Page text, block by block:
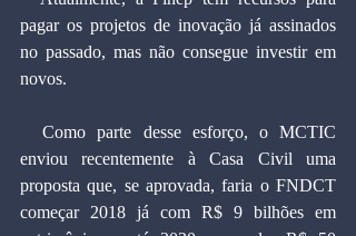
pagar os projetos de inovação já assinados
no passado, mas não consegue investir em
novos.
  Como parte desse esforço, o MCTIC
enviou recentemente à Casa Civil uma
proposta que, se aprovada, faria o FNDCT
começar 2018 já com R$ 9 bilhões em